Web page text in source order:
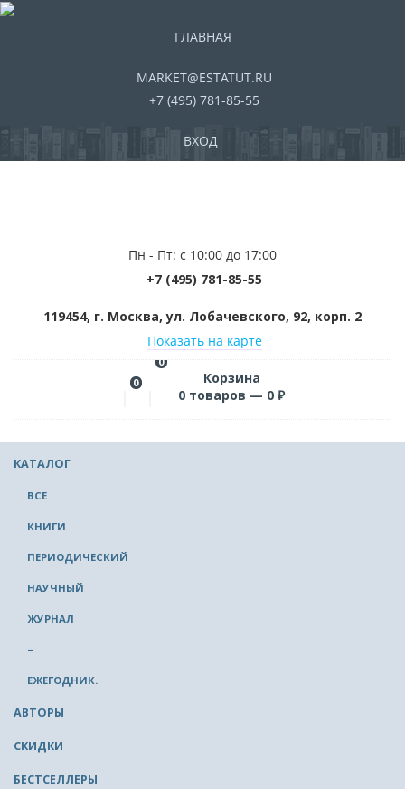
ГЛАВНАЯ
MARKET@ESTATUT.RU
+7 (495) 781-85-55
ВХОД
Пн - Пт: с 10:00 до 17:00
+7 (495) 781-85-55
119454, г. Москва, ул. Лобачевского, 92, корп. 2
Показать на карте
0
0
Корзина
0 товаров — 0 ₽
КАТАЛОГ
ВСЕ
КНИГИ
ПЕРИОДИЧЕСКИЙ
НАУЧНЫЙ
ЖУРНАЛ
–
ЕЖЕГОДНИК.
АВТОРЫ
СКИДКИ
БЕСТСЕЛЛЕРЫ